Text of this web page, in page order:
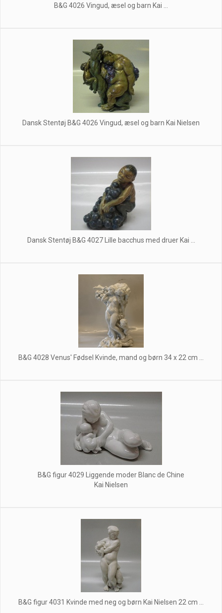
B&G 4026 Vingud, æsel og barn Kai ...
Dansk Stentøj B&G 4026 Vingud, æsel og barn Kai Nielsen
Dansk Stentøj B&G 4027 Lille bacchus med druer Kai ...
B&G 4028 Venus' Fødsel Kvinde, mand og børn 34 x 22 cm ...
B&G figur 4029 Liggende moder Blanc de Chine
Kai Nielsen
B&G figur 4031 Kvinde med neg og børn Kai Nielsen 22 cm ...